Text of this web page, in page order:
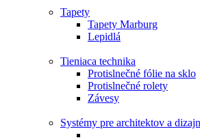
Tapety
Tapety Marburg
Lepidlá
Tieniaca technika
Protislnečné fólie na sklo
Protislnečné rolety
Závesy
Systémy pre architektov a